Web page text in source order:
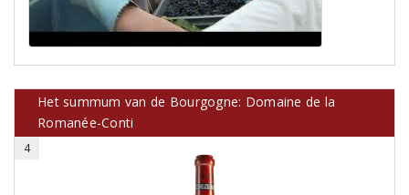
Het summum van de Bourgogne: Domaine de la
Romanée-Conti
4